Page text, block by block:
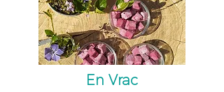
En Vrac